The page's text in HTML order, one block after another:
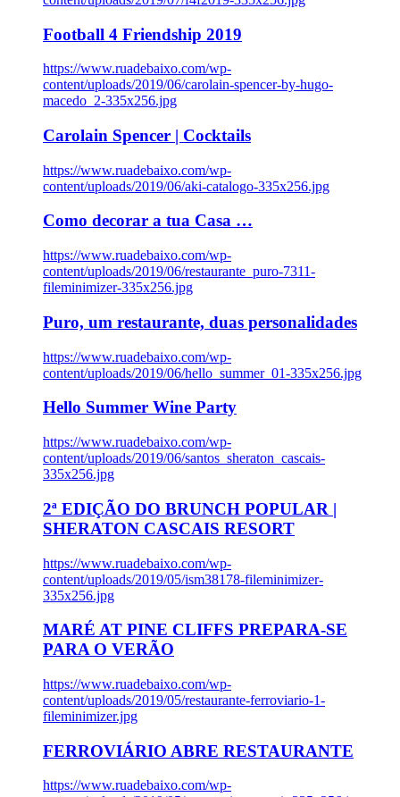
Football 4 Friendship 2019
https://www.ruadebaixo.com/wp-
content/uploads/2019/06/carolain-spencer-by-hugo-
macedo_2-335x256.jpg
Carolain Spencer | Cocktails
https://www.ruadebaixo.com/wp-
content/uploads/2019/06/aki-catalogo-335x256.jpg
Como decorar a tua Casa …
https://www.ruadebaixo.com/wp-
content/uploads/2019/06/restaurante_puro-7311-
fileminimizer-335x256.jpg
Puro, um restaurante, duas personalidades
https://www.ruadebaixo.com/wp-
content/uploads/2019/06/hello_summer_01-335x256.jpg
Hello Summer Wine Party
https://www.ruadebaixo.com/wp-
content/uploads/2019/06/santos_sheraton_cascais-
335x256.jpg
2ª EDIÇÃO DO BRUNCH POPULAR |
SHERATON CASCAIS RESORT
https://www.ruadebaixo.com/wp-
content/uploads/2019/05/ism38178-fileminimizer-
335x256.jpg
MARÉ AT PINE CLIFFS PREPARA-SE
PARA O VERÃO
https://www.ruadebaixo.com/wp-
content/uploads/2019/05/restaurante-ferroviario-1-
fileminimizer.jpg
FERROVIÁRIO ABRE RESTAURANTE
https://www.ruadebaixo.com/wp-